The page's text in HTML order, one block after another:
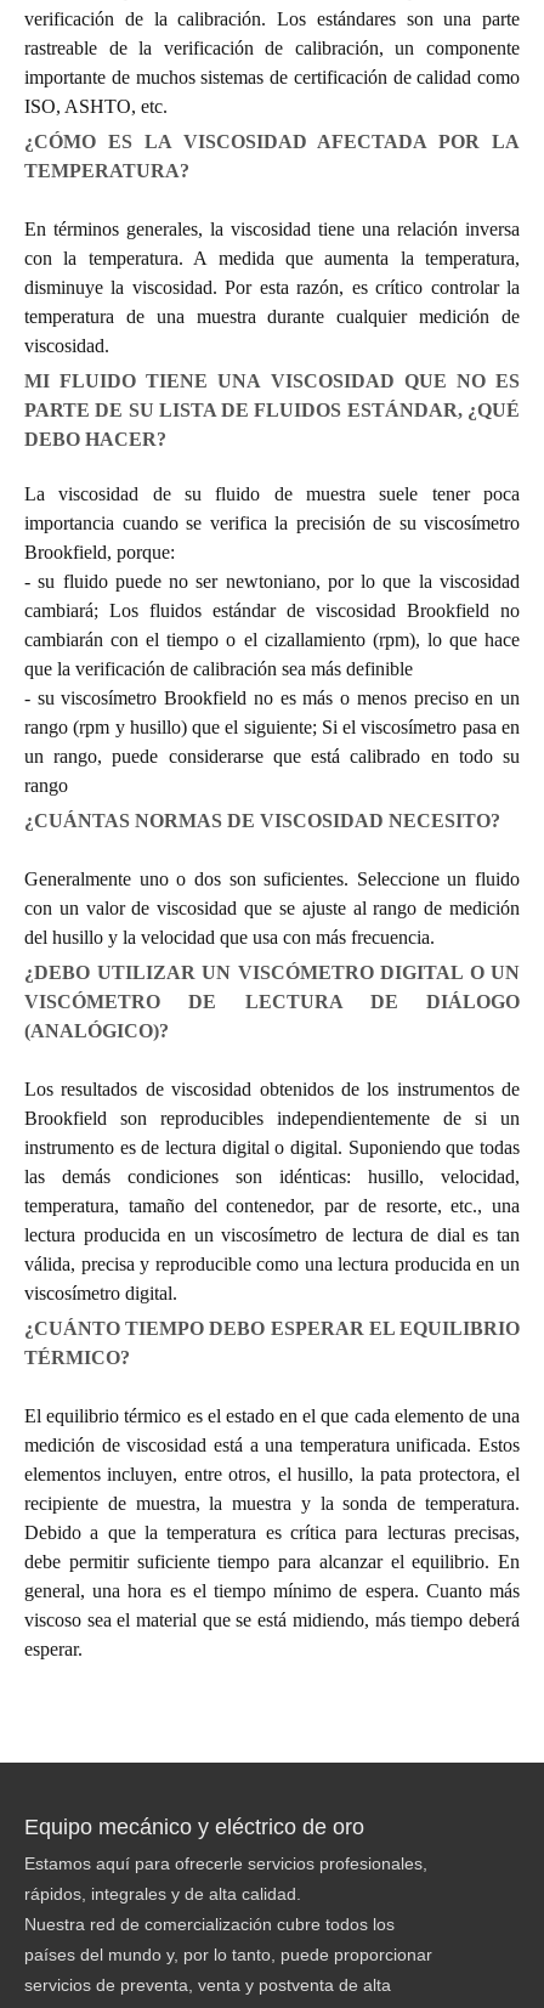
verificación de la calibración. Los estándares son una parte
rastreable de la verificación de calibración, un componente
importante de muchos sistemas de certificación de calidad como
ISO, ASHTO, etc.
¿CÓMO ES LA VISCOSIDAD AFECTADA POR LA
TEMPERATURA?
En términos generales, la viscosidad tiene una relación inversa
con la temperatura. A medida que aumenta la temperatura,
disminuye la viscosidad. Por esta razón, es crítico controlar la
temperatura de una muestra durante cualquier medición de
viscosidad.
MI FLUIDO TIENE UNA VISCOSIDAD QUE NO ES
PARTE DE SU LISTA DE FLUIDOS ESTÁNDAR, ¿QUÉ
DEBO HACER?
La viscosidad de su fluido de muestra suele tener poca
importancia cuando se verifica la precisión de su viscosímetro
Brookfield, porque:
- su fluido puede no ser newtoniano, por lo que la viscosidad
cambiará; Los fluidos estándar de viscosidad Brookfield no
cambiarán con el tiempo o el cizallamiento (rpm), lo que hace
que la verificación de calibración sea más definible
- su viscosímetro Brookfield no es más o menos preciso en un
rango (rpm y husillo) que el siguiente; Si el viscosímetro pasa en
un rango, puede considerarse que está calibrado en todo su
rango
¿CUÁNTAS NORMAS DE VISCOSIDAD NECESITO?
Generalmente uno o dos son suficientes. Seleccione un fluido
con un valor de viscosidad que se ajuste al rango de medición
del husillo y la velocidad que usa con más frecuencia.
¿DEBO UTILIZAR UN VISCÓMETRO DIGITAL O UN
VISCÓMETRO DE LECTURA DE DIÁLOGO
(ANALÓGICO)?
Los resultados de viscosidad obtenidos de los instrumentos de
Brookfield son reproducibles independientemente de si un
instrumento es de lectura digital o digital. Suponiendo que todas
las demás condiciones son idénticas: husillo, velocidad,
temperatura, tamaño del contenedor, par de resorte, etc., una
lectura producida en un viscosímetro de lectura de dial es tan
válida, precisa y reproducible como una lectura producida en un
viscosímetro digital.
¿CUÁNTO TIEMPO DEBO ESPERAR EL EQUILIBRIO
TÉRMICO?
El equilibrio térmico es el estado en el que cada elemento de una
medición de viscosidad está a una temperatura unificada. Estos
elementos incluyen, entre otros, el husillo, la pata protectora, el
recipiente de muestra, la muestra y la sonda de temperatura.
Debido a que la temperatura es crítica para lecturas precisas,
debe permitir suficiente tiempo para alcanzar el equilibrio. En
general, una hora es el tiempo mínimo de espera. Cuanto más
viscoso sea el material que se está midiendo, más tiempo deberá
esperar.
Equipo mecánico y eléctrico de oro
Estamos aquí para ofrecerle servicios profesionales,
rápidos, integrales y de alta calidad.
Nuestra red de comercialización cubre todos los
países del mundo y, por lo tanto, puede proporcionar
servicios de preventa, venta y postventa de alta